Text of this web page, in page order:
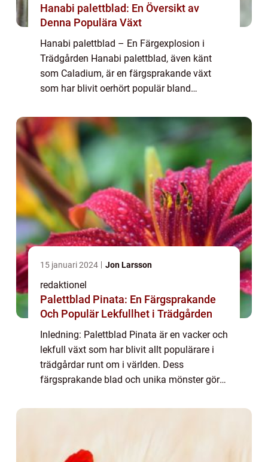
Hanabi palettblad: En Översikt av
Denna Populära Växt
Hanabi palettblad – En Färgexplosion i
Trädgården Hanabi palettblad, även känt
som Caladium, är en färgsprakande växt
som har blivit oerhört populär bland
och intressanta bladformationer, är hanabi
pale...
15 januari 2024 Jon Larsson
redaktionel
Palettblad Pinata: En Färgsprakande
Och Populär Lekfullhet i Trädgården
Inledning: Palettblad Pinata är en vacker och
lekfull växt som har blivit allt populärare i
trädgårdar runt om i världen. Dess
färgsprakande blad och unika mönster gör
kommer vi att utforska denna fasc...